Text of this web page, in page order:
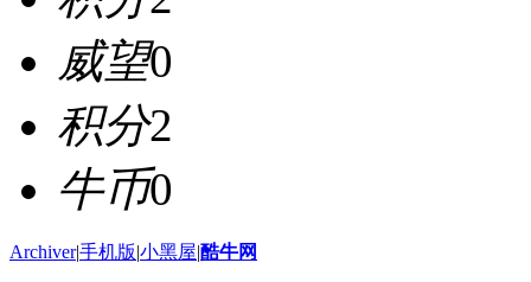
威望0
积分2
牛币0
Archiver|手机版|小黑屋|酷牛网